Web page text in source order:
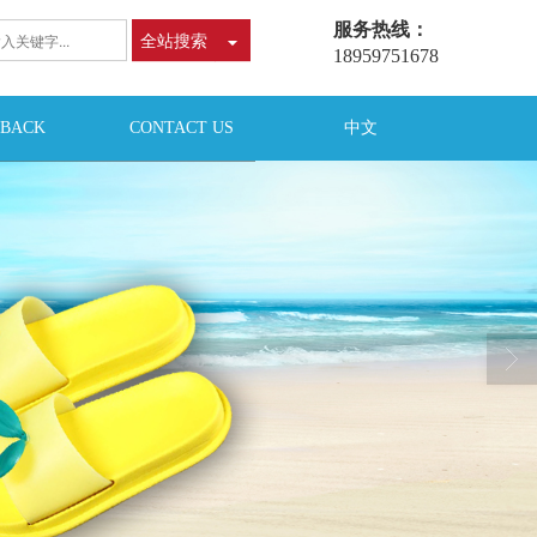
全站搜索
服务热线：
18959751678
CONTACT US 中文